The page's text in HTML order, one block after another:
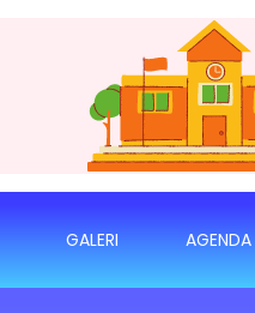
GALERI AGENDA